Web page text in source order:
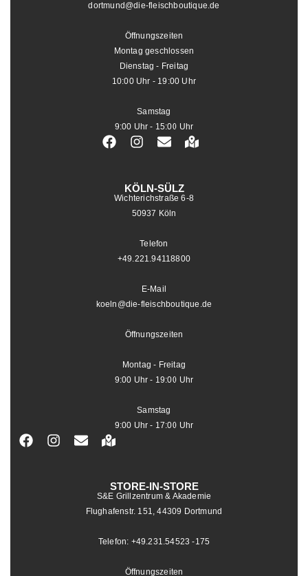
dortmund@die-fleischboutique.de
Öffnungszeiten
Montag geschlossen
Dienstag - Freitag
10:00 Uhr - 19:00 Uhr
Samstag
9:00 Uhr - 15:00 Uhr
KÖLN-SÜLZ
Wichterichstraße 6-8
50937 Köln
Telefon
+49.221.94118800
E-Mail
koeln@die-fleischboutique.de
Öffnungszeiten
Montag - Freitag
9:00 Uhr - 19:00 Uhr
Samstag
9:00 Uhr - 17:00 Uhr
STORE-IN-STORE
S&E Grillzentrum & Akademie
Flughafenstr. 151, 44309 Dortmund
Telefon: +49.231.54523 -175
Öffnungszeiten